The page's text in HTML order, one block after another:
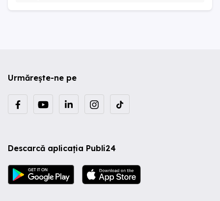
Urmărește-ne pe
Descarcă aplicația Publi24